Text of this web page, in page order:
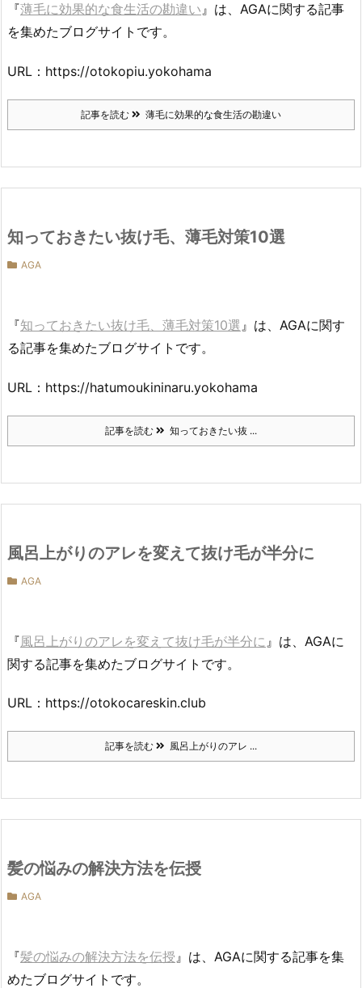
『薄毛に効果的な食生活の勘違い』は、AGAに関する記事
を集めたブログサイトです。
URL：https://otokopiu.yokohama
記事を読む 薄毛に効果的な食生活の勘違い
知っておきたい抜け毛、薄毛対策10選
AGA
『知っておきたい抜け毛、薄毛対策10選 』は、AGAに関す
る記事を集めたブログサイトです。
URL：https://hatumoukininaru.yokohama
記事を読む 知っておきたい抜 ...
風呂上がりのアレを変えて抜け毛が半分に
AGA
『風呂上がりのアレを変えて抜け毛が半分に 』は、AGAに
関する記事を集めたブログサイトです。
URL：https://otokocareskin.club
記事を読む 風呂上がりのアレ ...
髪の悩みの解決方法を伝授
AGA
『髪の悩みの解決方法を伝授』は、AGAに関する記事を集
めたブログサイトです。